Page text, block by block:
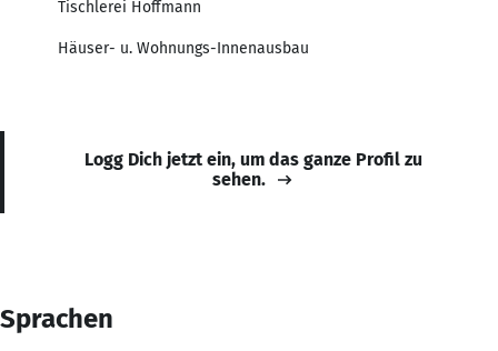
Tischlerei Hoffmann
Häuser- u. Wohnungs-Innenausbau
Logg Dich jetzt ein, um das ganze Profil zu
sehen.
Sprachen